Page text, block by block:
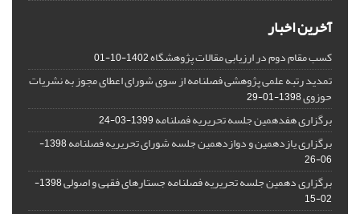
آخرین اخبار
کسب مقام دوم در ارزیابی مقالات پژوهشگاه1402-10-01
تمدید رتبه علمی پژوهشی فصلنامه از سوی شورای اعطای مجوز به نشریات
حوزوی1398-01-29
برگزاری هفدهمین جلسه تحریریه فصلنامه1399-03-24
برگزاری یازدهمین و دوازدهمین جلسه شورای تحریریه فصلنامه
1398-
06-26
برگزاری دهمین جلسه تحریریه فصلنامه جستارهای فقهی و اصولی
1398-
02-15